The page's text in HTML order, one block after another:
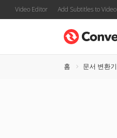
Video Editor Add Subtitles to Video
홈 문서 변환기